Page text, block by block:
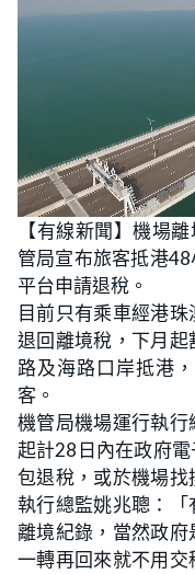
U
n
m
u
t
e
L
o
a
d
e
d
7
.
5
0
%
【有線新聞】機場
管局宣布旅客抵港
平台申請退稅。
目前只有乘車經港
退回離境稅，下月
路及海路口岸抵港
客。
機管局機場運行執
起計28日內在政府
包退稅，或於機場
執行總監姚兆聰：
離境紀錄，當然政
一轉再回來就不用